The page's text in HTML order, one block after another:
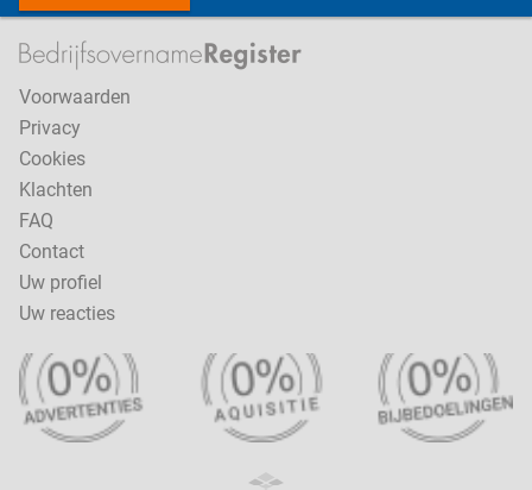
Voorwaarden
Privacy
Cookies
Klachten
FAQ
Contact
Uw profiel
Uw reacties